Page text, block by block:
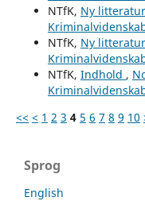
NTfK, Ny litteratur
NTfK, Ny litteratur
NTfK, Indhold ,
<< < 1 2 3 4 5 6 7 8 9 10
Sprog
English